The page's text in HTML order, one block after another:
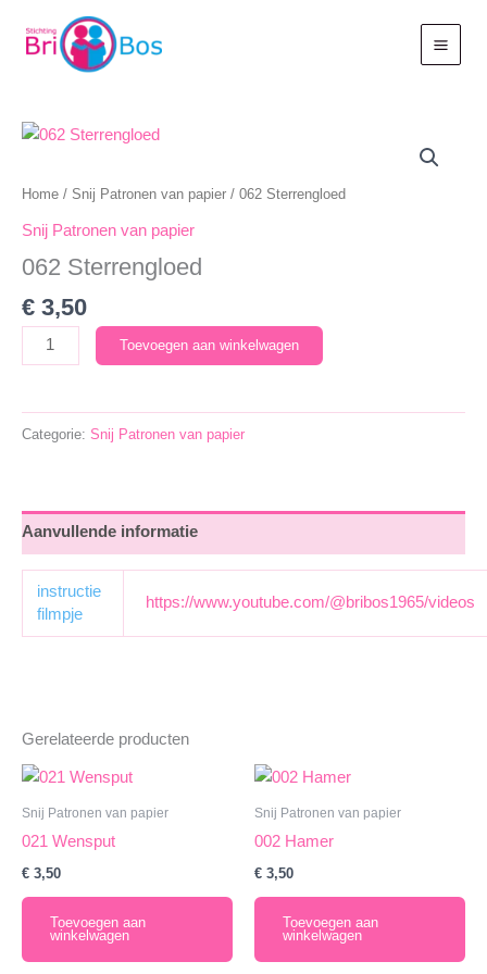
naar
Home / Snij Patronen van papier / 062 Sterrengloed
Snij Patronen van papier
062 Sterrengloed
€ 3,50
Sterrengloed
Toevoegen aan winkelwagen
Categorie: Snij Patronen van papier
Aanvullende informatie
instructie
filmpje
https://www.youtube.com/@bribos1965/videos
Gerelateerde producten
Snij Patronen van papier
021 Wensput
€ 3,50
Toevoegen aan
winkelwagen
Snij Patronen van papier
002 Hamer
€ 3,50
Toevoegen aan
winkelwagen